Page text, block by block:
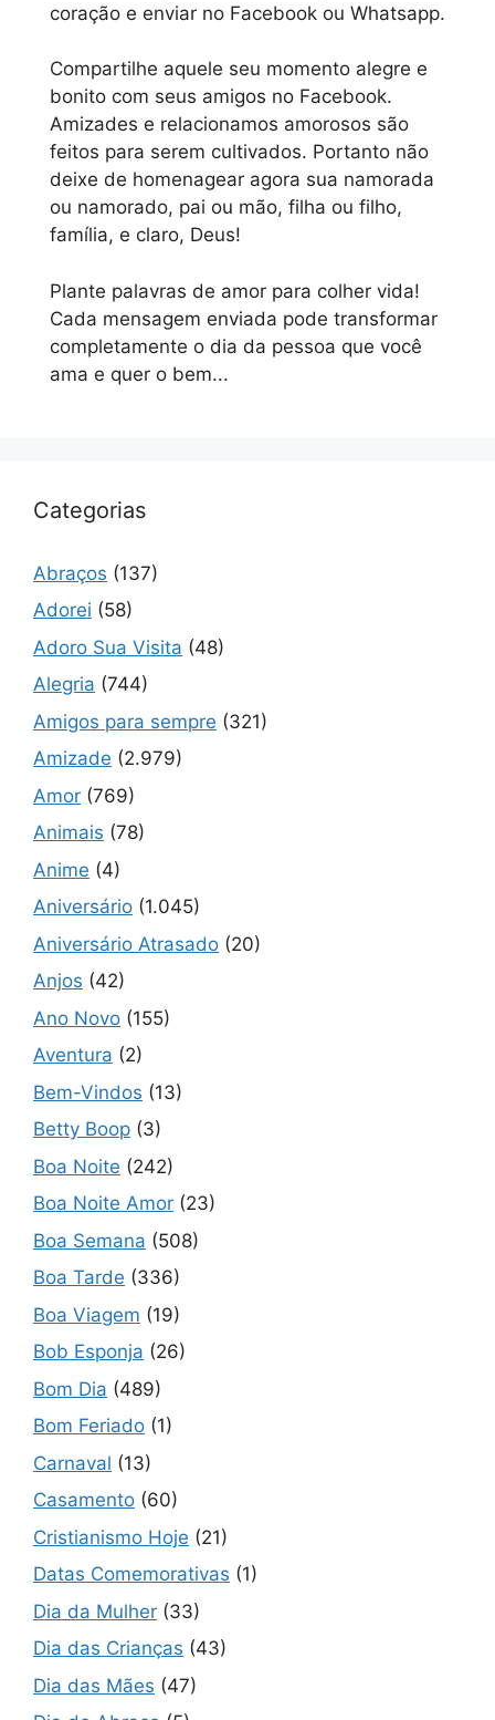
coração e enviar no Facebook ou Whatsapp.
Compartilhe aquele seu momento alegre e
bonito com seus amigos no Facebook.
Amizades e relacionamos amorosos são
feitos para serem cultivados. Portanto não
deixe de homenagear agora sua namorada
ou namorado, pai ou mão, filha ou filho,
família, e claro, Deus!
Plante palavras de amor para colher vida!
Cada mensagem enviada pode transformar
completamente o dia da pessoa que você
ama e quer o bem...
Categorias
Abraços (137)
Adorei (58)
Adoro Sua Visita (48)
Alegria (744)
Amigos para sempre (321)
Amizade (2.979)
Amor (769)
Animais (78)
Anime (4)
Aniversário (1.045)
Aniversário Atrasado (20)
Anjos (42)
Ano Novo (155)
Aventura (2)
Bem-Vindos (13)
Betty Boop (3)
Boa Noite (242)
Boa Noite Amor (23)
Boa Semana (508)
Boa Tarde (336)
Boa Viagem (19)
Bob Esponja (26)
Bom Dia (489)
Bom Feriado (1)
Carnaval (13)
Casamento (60)
Cristianismo Hoje (21)
Datas Comemorativas (1)
Dia da Mulher (33)
Dia das Crianças (43)
Dia das Mães (47)